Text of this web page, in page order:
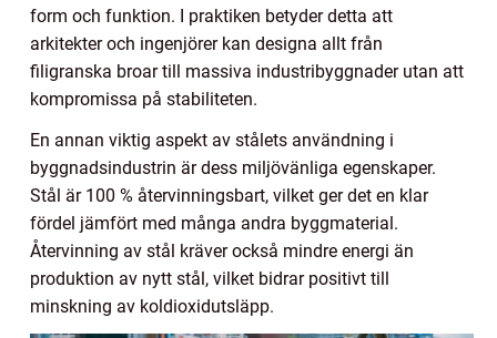
form och funktion. I praktiken betyder detta att
arkitekter och ingenjörer kan designa allt från
filigranska broar till massiva industribyggnader utan att
kompromissa på stabiliteten.
En annan viktig aspekt av stålets användning i
byggnadsindustrin är dess miljövänliga egenskaper.
Stål är 100 % återvinningsbart, vilket ger det en klar
fördel jämfört med många andra byggmaterial.
Återvinning av stål kräver också mindre energi än
produktion av nytt stål, vilket bidrar positivt till
minskning av koldioxidutsläpp.